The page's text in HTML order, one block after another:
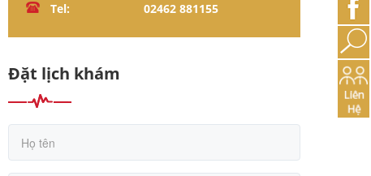
Tel:
02462 881155
Đặt lịch khám